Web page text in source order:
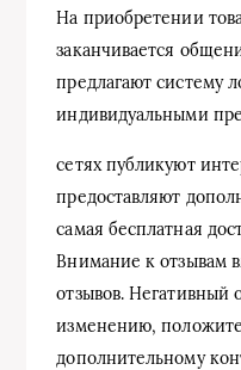
На приобретении
заканчивается
предлагают систему
индивидуальными
сетях публикуют
предоставляют
самая бесплатная
Внимание к отзывам
отзывов. Негативный
изменению,
дополнительному